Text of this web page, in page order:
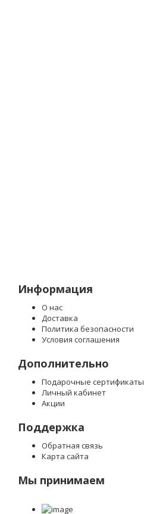
Информация
О нас
Доставка
Политика безопасности
Условия соглашения
Дополнительно
Подарочные сертификаты
Личный кабинет
Акции
Поддержка
Обратная связь
Карта сайта
Мы принимаем